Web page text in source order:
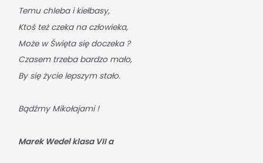
Temu chleba i kiełbasy,
Ktoś też czeka na człowieka,
Może w Święta się doczeka ?
Czasem trzeba bardzo mało,
By się życie lepszym stało.
Bądźmy Mikołajami !
Marek Wedel klasa VII a